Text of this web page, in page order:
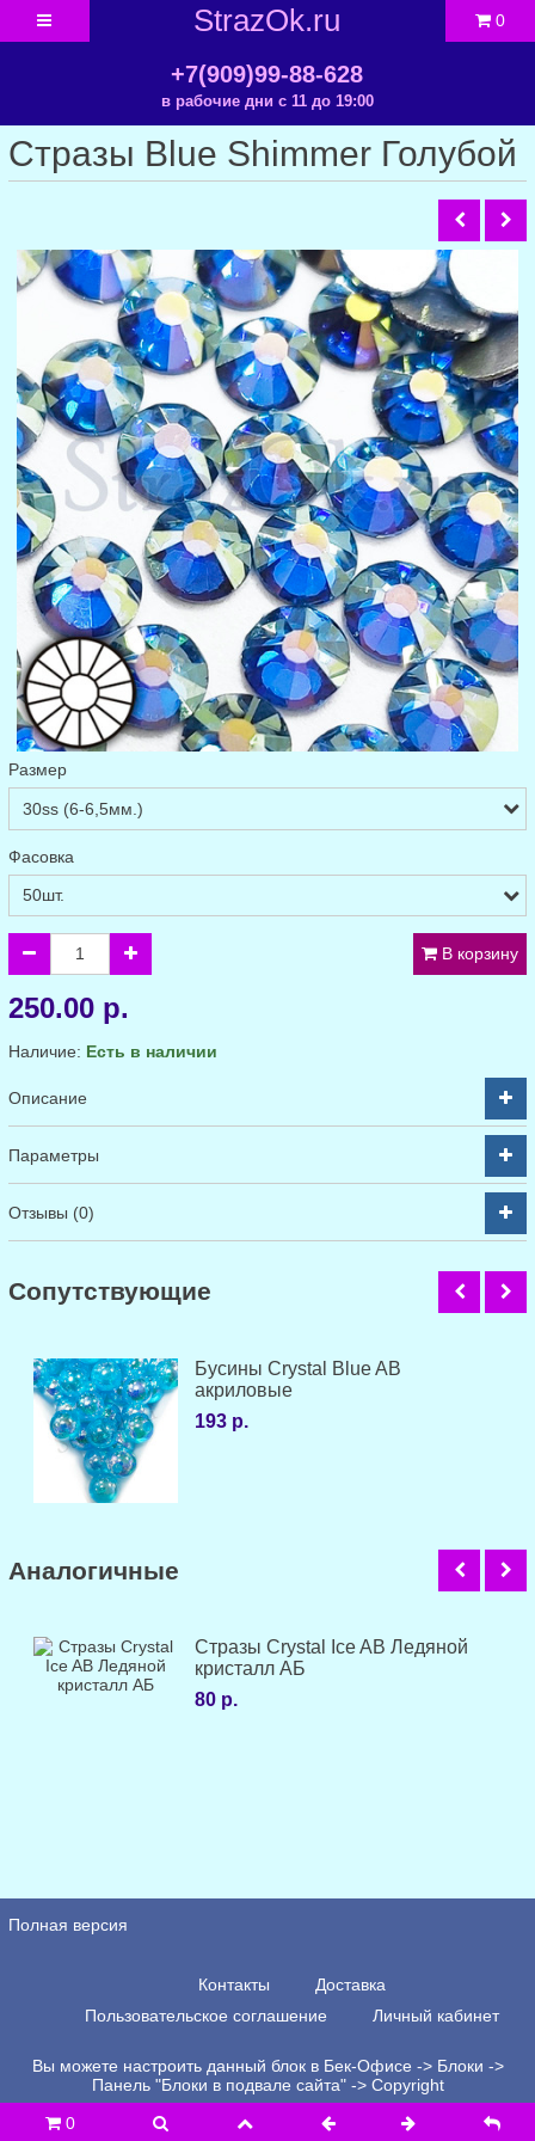
StrazOk.ru
+7(909)99-88-628
в рабочие дни с 11 до 19:00
0
Стразы Blue Shimmer Голубой
Размер
Фасовка
В корзину
250.00 р.
Наличие: Есть в наличии
Описание
Параметры
Отзывы (0)
Cопутствующие
Бусины Crystal Blue AB
акриловые
193 р.
Аналогичные
Стразы Crystal Ice AB Ледяной
кристалл АБ
80 р.
Полная версия
Контакты
Доставка
Пользовательское соглашение
Личный кабинет
Вы можете настроить данный блок в Бек-Офисе -> Блоки ->
Панель "Блоки в подвале сайта" -> Copyright
0